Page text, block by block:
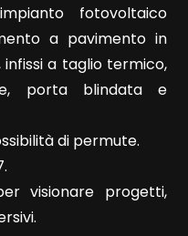
fotovoltaico
a pavimento in
a taglio termico,
porta blindata e
di permute.
visionare progetti,